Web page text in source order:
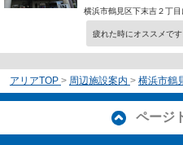
横浜市鶴見区下末吉２丁目
疲れた時にオススメです
アリアTOP > 周辺施設案内 > 横浜市鶴
ページ